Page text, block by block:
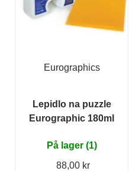
Eurographics
Lepidlo na puzzle
Eurographic 180ml
På lager (1)
88,00 kr